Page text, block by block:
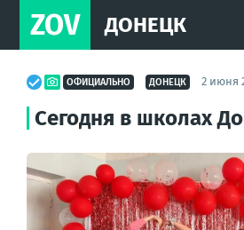
ZOV ДОНЕЦК
ОФИЦИАЛЬНО ДОНЕЦК 2 июня
Сегодня в школах